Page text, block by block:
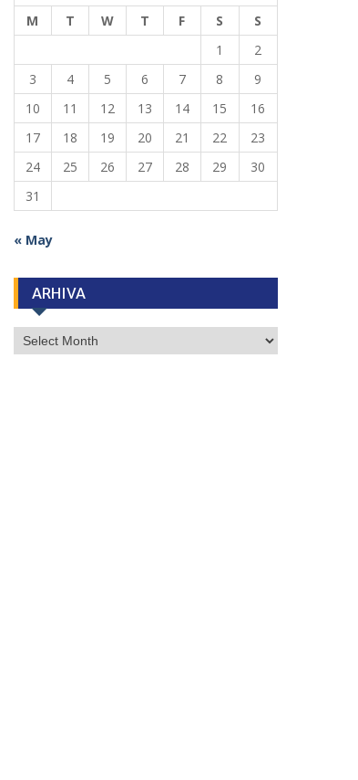
M
T W T F S
S
1
2
3
4 5 6 7 8
9
10
11 12 13 14 15
16
17
18 19 20 21 22
23
24
25 26 27 28 29
30
31
« May
ARHIVA
ARHIVA